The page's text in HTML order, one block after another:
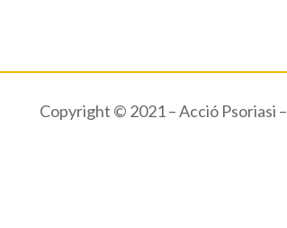
Copyright © 2021 – Acció Psoriasi –